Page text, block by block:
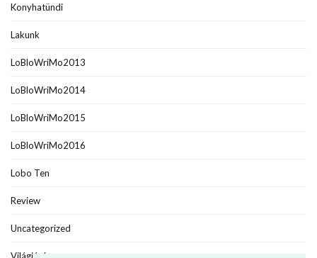
Konyhatündi
Lakunk
LoBloWriMo2013
LoBloWriMo2014
LoBloWriMo2015
LoBloWriMo2016
Lobo Ten
Review
Uncategorized
Világjáró